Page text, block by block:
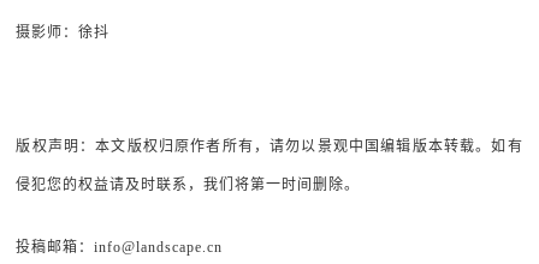
摄影师：徐抖
版权声明：本文版权归原作者所有，请勿以景观中国编辑版本转载。如有
侵犯您的权益请及时联系，我们将第一时间删除。
投稿邮箱：info@landscape.cn